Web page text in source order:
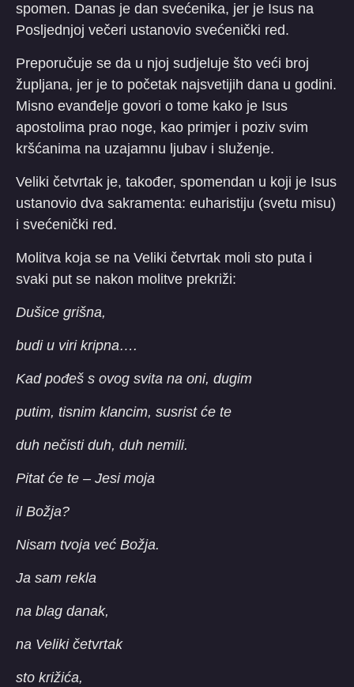
spomen. Danas je dan svećenika, jer je Isus na
Posljednjoj večeri ustanovio svećenički red.
Preporučuje se da u njoj sudjeluje što veći broj
župljana, jer je to početak najsvetijih dana u godini.
Misno evanđelje govori o tome kako je Isus
apostolima prao noge, kao primjer i poziv svim
kršćanima na uzajamnu ljubav i služenje.
Veliki četvrtak je, također, spomendan u koji je Isus
ustanovio dva sakramenta: euharistiju (svetu misu)
i svećenički red.
Molitva koja se na Veliki četvrtak moli sto puta i
svaki put se nakon molitve prekriži:
Dušice grišna,
budi u viri kripna….
Kad pođeš s ovog svita na oni, dugim
putim, tisnim klancim, susrist će te
duh nečisti duh, duh nemili.
Pitat će te – Jesi moja
il Božja?
Nisam tvoja već Božja.
Ja sam rekla
na blag danak,
na Veliki četvrtak
sto križića,